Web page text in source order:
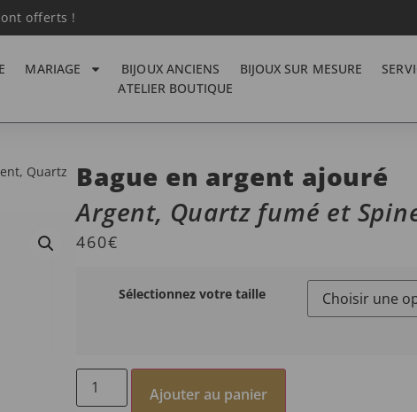
offerts !
MARIAGE BIJOUX ANCIENS BIJOUX SUR MESURE
ATELIER BOUTIQUE
Quartz
Bague en argent ajouré
Argent, Quartz fumé et
460€
Sélectionnez votre taille
Ajouter au panier